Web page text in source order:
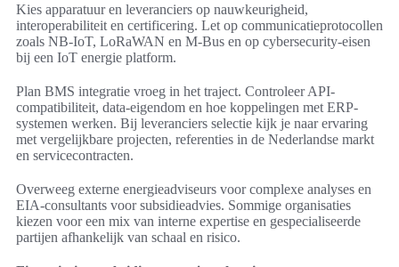
Kies apparatuur en leveranciers op nauwkeurigheid,
interoperabiliteit en certificering. Let op communicatieprotocollen
zoals NB-IoT, LoRaWAN en M-Bus en op cybersecurity-eisen
bij een IoT energie platform.
Plan BMS integratie vroeg in het traject. Controleer API-
compatibiliteit, data-eigendom en hoe koppelingen met ERP-
systemen werken. Bij leveranciers selectie kijk je naar ervaring
met vergelijkbare projecten, referenties in de Nederlandse markt
en servicecontracten.
Overweeg externe energieadviseurs voor complexe analyses en
EIA-consultants voor subsidieadvies. Sommige organisaties
kiezen voor een mix van interne expertise en gespecialiseerde
partijen afhankelijk van schaal en risico.